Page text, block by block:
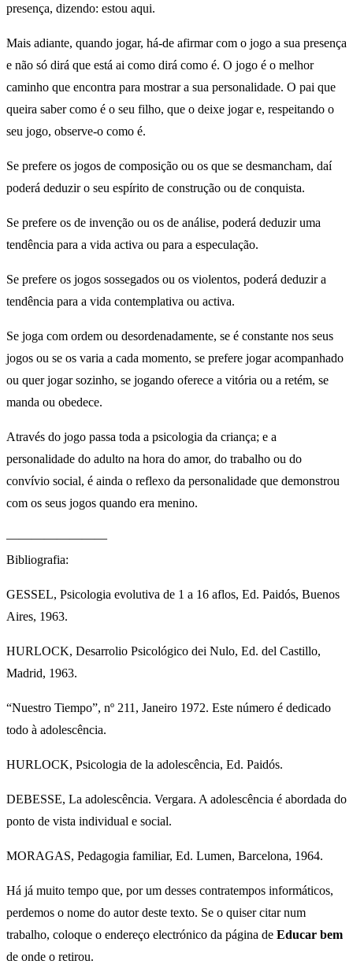
presença, dizendo: estou aqui.
Mais adiante, quando jogar, há-de afirmar com o jogo a sua presença
e não só dirá que está ai como dirá como é. O jogo é o melhor
caminho que encontra para mostrar a sua personalidade. O pai que
queira saber como é o seu filho, que o deixe jogar e, respeitando o
seu jogo, observe-o como é.
Se prefere os jogos de composição ou os que se desmancham, daí
poderá deduzir o seu espírito de construção ou de conquista.
Se prefere os de invenção ou os de análise, poderá deduzir uma
tendência para a vida activa ou para a especulação.
Se prefere os jogos sossegados ou os violentos, poderá deduzir a
tendência para a vida contemplativa ou activa.
Se joga com ordem ou desordenadamente, se é constante nos seus
jogos ou se os varia a cada momento, se prefere jogar acompanhado
ou quer jogar sozinho, se jogando oferece a vitória ou a retém, se
manda ou obedece.
Através do jogo passa toda a psicologia da criança; e a
personalidade do adulto na hora do amor, do trabalho ou do
convívio social, é ainda o reflexo da personalidade que demonstrou
com os seus jogos quando era menino.
————————
Bibliografia:
GESSEL, Psicologia evolutiva de 1 a 16 aflos, Ed. Paidós, Buenos
Aires, 1963.
HURLOCK, Desarrolio Psicológico dei Nulo, Ed. del Castillo,
Madrid, 1963.
“Nuestro Tiempo”, nº 211, Janeiro 1972. Este número é dedicado
todo à adolescência.
HURLOCK, Psicologia de la adolescência, Ed. Paidós.
DEBESSE, La adolescência. Vergara. A adolescência é abordada do
ponto de vista individual e social.
MORAGAS, Pedagogia familiar, Ed. Lumen, Barcelona, 1964.
Há já muito tempo que, por um desses contratempos informáticos,
perdemos o nome do autor deste texto. Se o quiser citar num
trabalho, coloque o endereço electrónico da página de Educar bem
de onde o retirou.